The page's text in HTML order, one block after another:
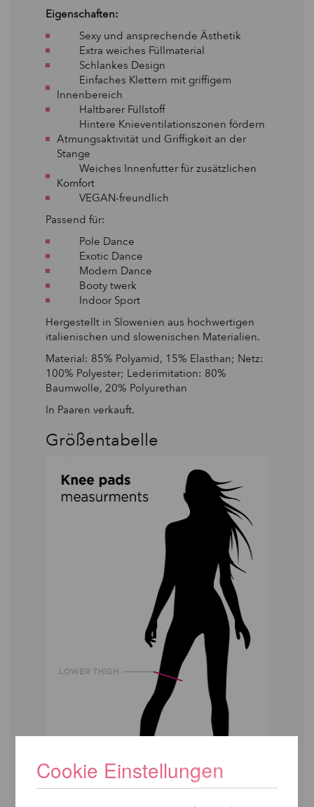
Eigenschaften:
Sexy und ansprechende Ästhetik
Extra weiches Füllmaterial
Schlankes Design
Einfaches Klettern mit griffigem
Innenbereich
Haltbarer Füllstoff
Hintere Knieventilationszonen fördern
Atmungsaktivität und Griffigkeit an der
Stange
Weiches Innenfutter für zusätzlichen
Komfort
VEGAN-freundlich
Passend für:
Pole Dance
Exotic Dance
Modern Dance
Booty twerk
Indoor Sport
Hergestellt in Slowenien aus hochwertigen
italienischen und slowenischen Materialien.
Material: 85% Polyamid, 15% Elasthan; Netz:
100% Polyester; Lederimitation: 80%
Baumwolle, 20% Polyurethan
In Paaren verkauft.
Größentabelle
Cookie Einstellungen